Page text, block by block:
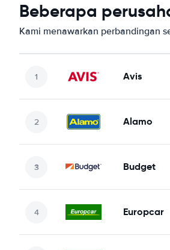
Beberapa
Kami menawarkan perbandingan
Avis
Alamo
Budget
Europcar